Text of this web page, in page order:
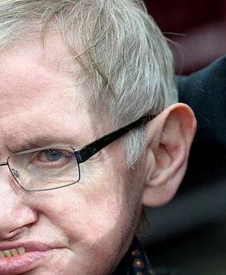
போகிறது":
ஒரு காலத்தில்
ஆகக்கூடும் என அவர்
மாநாட்டில் தனது
அதிகரித்து வரும்